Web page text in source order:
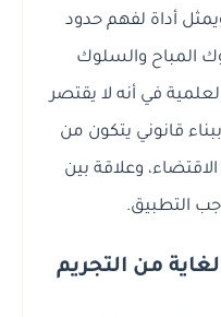
ويمثل أداة لفهم حدود
المباح والسلوك
في أنه لا يقتصر
قانوني يتكون من
وعلاقة بين
التطبيق.
من التجريم